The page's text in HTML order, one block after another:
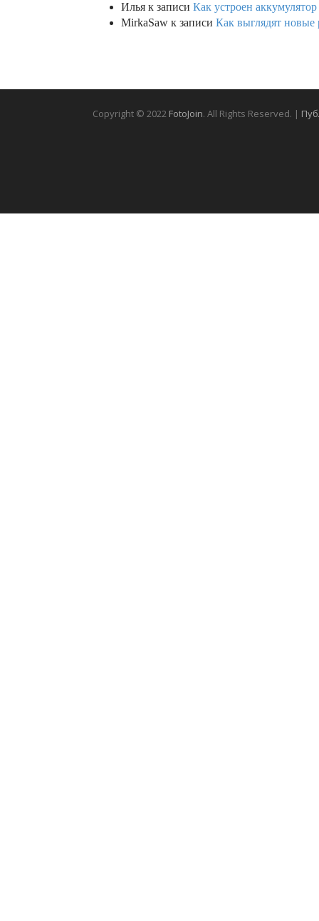
Илья к записи Как устроен
MirkaSaw к записи Как выглядят новые
Copyright © 2022 FotoJoin. All Rights Reserved. |